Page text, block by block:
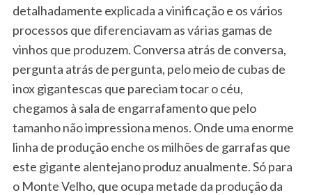
detalhadamente explicada a vinificação e os vários
processos que diferenciavam as várias gamas de
vinhos que produzem. Conversa atrás de conversa,
pergunta atrás de pergunta, pelo meio de cubas de
inox gigantescas que pareciam tocar o céu,
chegamos à sala de engarrafamento que pelo
tamanho não impressiona menos. Onde uma enorme
linha de produção enche os milhões de garrafas que
este gigante alentejano produz anualmente. Só para
o Monte Velho, que ocupa metade da produção da